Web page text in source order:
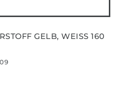
GELB, WEISS 160